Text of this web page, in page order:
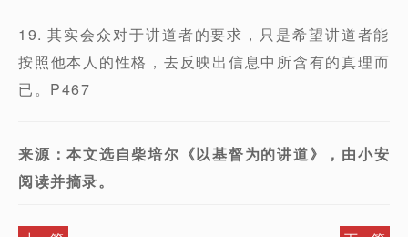
19. 其实会众对于讲道者的要求，只是希望讲道者能
按照他本人的性格，去反映出信息中所含有的真理而
已。P467
来源：本文选自柴培尔《以基督为的讲道》，由小安
阅读并摘录。